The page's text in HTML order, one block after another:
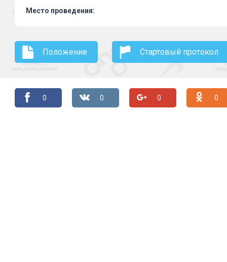
Место проведения:
Положение Стартовый протокол
0 0 0 0